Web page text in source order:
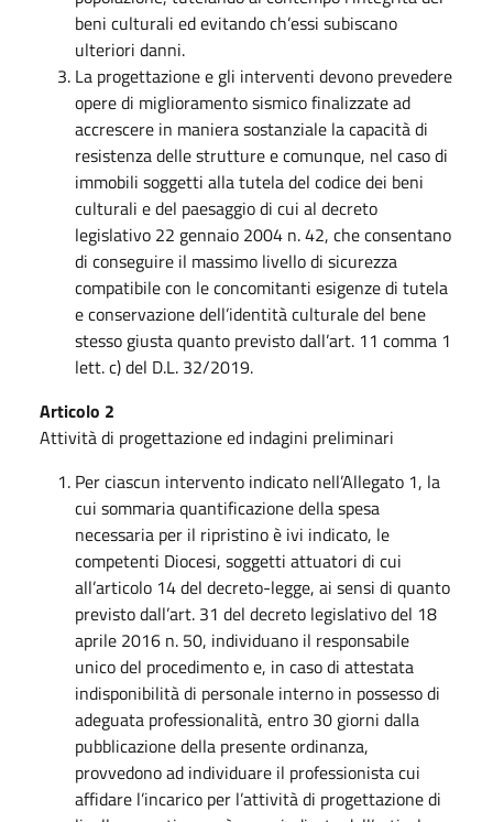
beni culturali ed evitando ch’essi subiscano
ulteriori danni.
La progettazione e gli interventi devono prevedere
opere di miglioramento sismico finalizzate ad
accrescere in maniera sostanziale la capacità di
resistenza delle strutture e comunque, nel caso di
immobili soggetti alla tutela del codice dei beni
culturali e del paesaggio di cui al decreto
legislativo 22 gennaio 2004 n. 42, che consentano
di conseguire il massimo livello di sicurezza
compatibile con le concomitanti esigenze di tutela
e conservazione dell’identità culturale del bene
stesso giusta quanto previsto dall’art. 11 comma 1
lett. c) del D.L. 32/2019.
Articolo 2
Attività di progettazione ed indagini preliminari
Per ciascun intervento indicato nell’Allegato 1, la
cui sommaria quantificazione della spesa
necessaria per il ripristino è ivi indicato, le
competenti Diocesi, soggetti attuatori di cui
all’articolo 14 del decreto-legge, ai sensi di quanto
previsto dall’art. 31 del decreto legislativo del 18
aprile 2016 n. 50, individuano il responsabile
unico del procedimento e, in caso di attestata
indisponibilità di personale interno in possesso di
adeguata professionalità, entro 30 giorni dalla
pubblicazione della presente ordinanza,
provvedono ad individuare il professionista cui
affidare l’incarico per l’attività di progettazione di